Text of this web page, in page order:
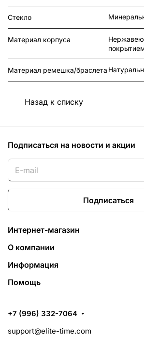
Стекло
Материал корпуса
Материал ремешка/браслета
Назад к списку
Подписаться на новости и акции
Подписаться
Интернет-магазин
О компании
Информация
Помощь
+7 (996) 332-7064
support@elite-time.com